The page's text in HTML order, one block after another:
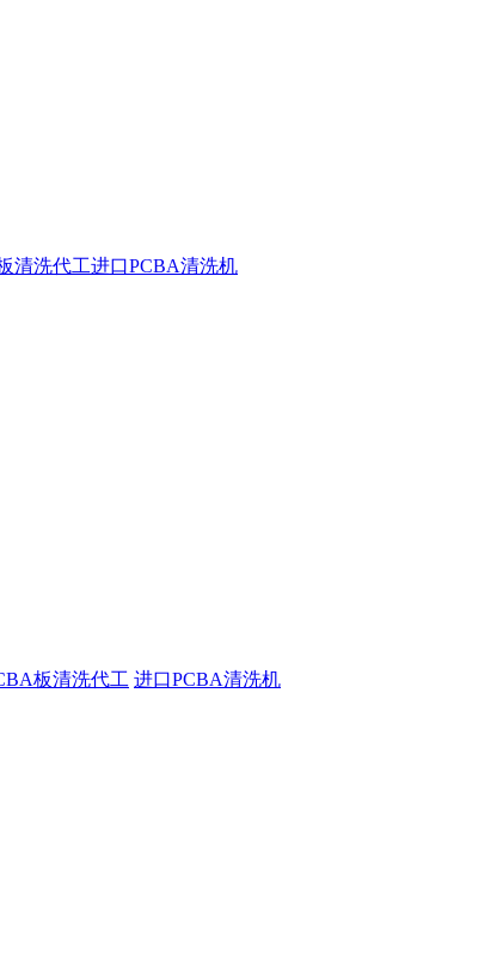
清洗代工进口PCBA清洗机
板清洗代工 进口PCBA清洗机